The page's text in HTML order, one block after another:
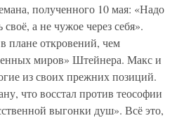
полученного 10 мая: «Надо
а не чужое через себя».
плане откровений, чем
миров» Штейнера. Макс и
из своих прежних позиций.
что восстал против теософии
выгонки душ». Всё это,